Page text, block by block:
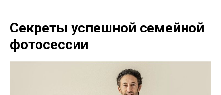
Секреты успешной семейной
фотосессии